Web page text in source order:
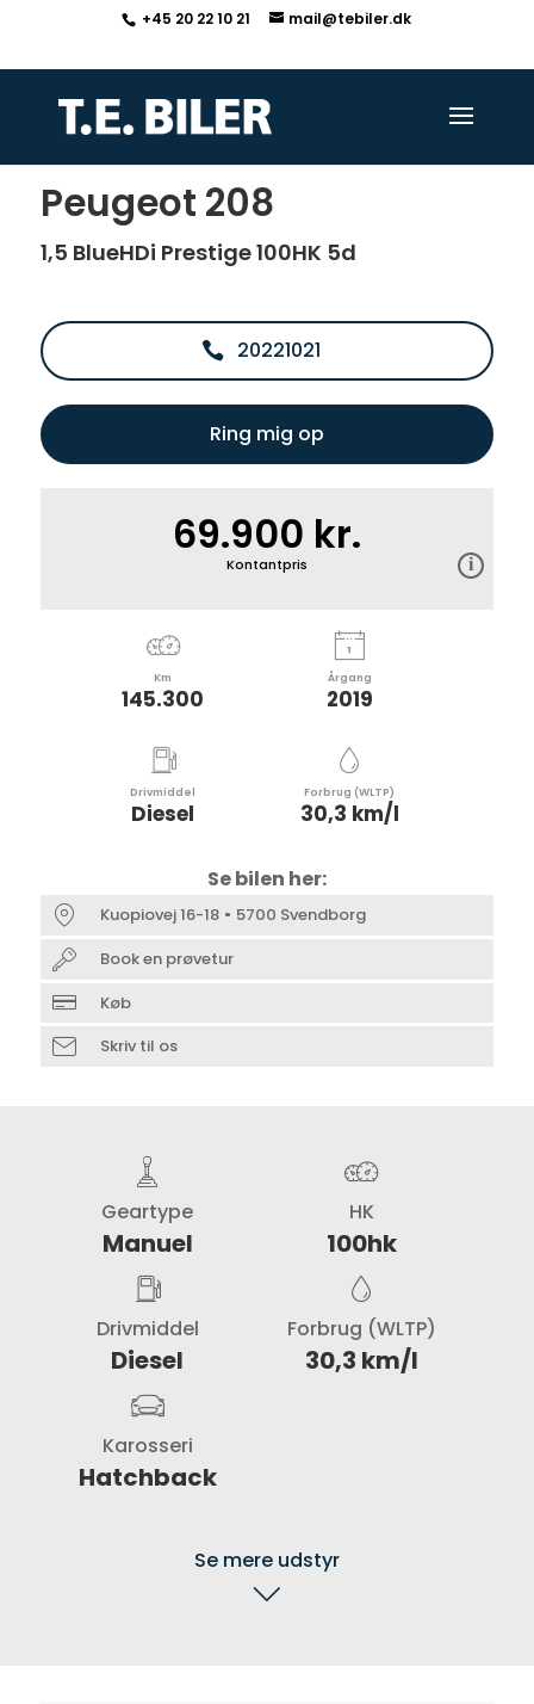
+45 20 22 10 21 mail@tebiler.dk
Tilbage til søgeresultat
Peugeot 208
1,5 BlueHDi Prestige 100HK 5d
20221021
Ring mig op
69.900 kr.
Kontantpris
Km
145.300
Årgang
2019
Drivmiddel
Diesel
Forbrug (WLTP)
30,3 km/l
Se bilen her:
Kuopiovej 16-18
5700 Svendborg
Book en prøvetur
Køb
Skriv til os
Geartype
Manuel
HK
100hk
Drivmiddel
Diesel
Forbrug (WLTP)
30,3 km/l
Karosseri
Hatchback
Se mere udstyr